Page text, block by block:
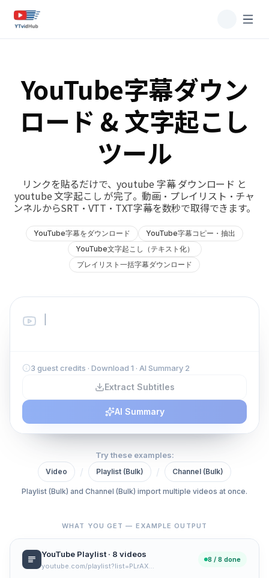
YouTube字幕ダウン
ロード & 文字起こし
ツール
リンクを貼るだけで、youtube 字幕 ダウンロード と
youtube 文字起こし が完了。動画・プレイリスト・チャ
ンネルからSRT・VTT・TXT字幕を数秒で取得できます。
YouTube字幕をダウンロード
YouTube字幕コピー・抽出
YouTube文字起こし（テキスト化）
プレイリスト一括字幕ダウンロード
3 guest credits · Download 1 · AI Summary 2
Extract Subtitles
AI Summary
Try these examples:
Video / Playlist (Bulk) / Channel (Bulk)
Playlist (Bulk) and Channel (Bulk) import multiple videos at once.
WHAT YOU GET — EXAMPLE OUTPUT
YouTube Playlist · 8 videos
youtube.com/playlist?list=PLrAX…
8 / 8 done